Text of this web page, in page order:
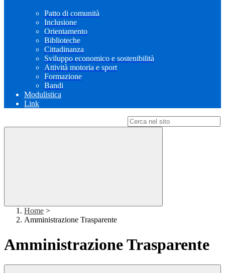
Patto di comunità
Inclusione
Orientamento
Biblioteche
Cittadinanza
Sviluppo economico e sostenibilità
Attività motoria e sport
Formazione
Bandi
Modulistica
Link
Home >
Amministrazione Trasparente
Amministrazione Trasparente